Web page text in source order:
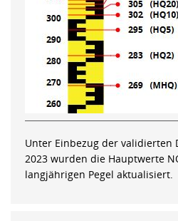
Unter Einbezug der validierten
2023 wurden die Hauptwerte
langjährigen Pegel aktualisiert.